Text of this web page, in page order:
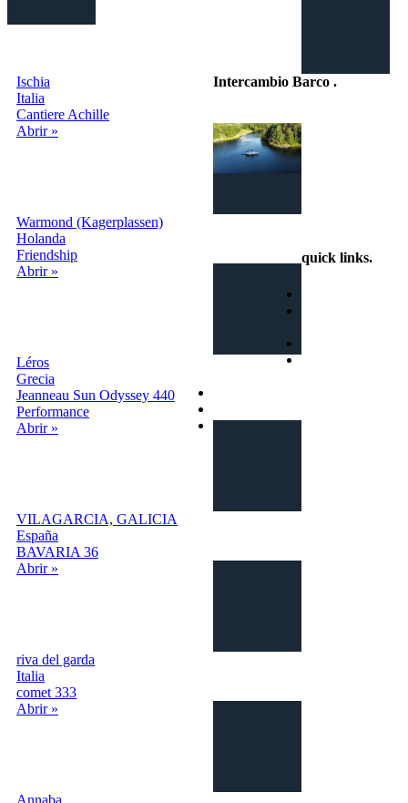
Ischia
Italia
Cantiere Achille
Abrir »
Warmond (Kagerplassen)
Holanda
Friendship
Abrir »
Léros
Grecia
Jeanneau Sun Odyssey 440
Performance
Abrir »
VILAGARCIA, GALICIA
España
BAVARIA 36
Abrir »
riva del garda
Italia
comet 333
Abrir »
Intercambio Barco .
quick links.